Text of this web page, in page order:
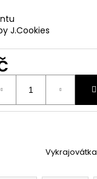
J.Cookies
Vykrajovátka